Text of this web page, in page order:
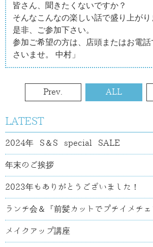
皆さん、聞きたくないですか？
そんなこんなの楽しい話で盛り上がり
是非、ご参加下さい。
参加ご希望の方は、店頭またはお電
さいませ。 中村」
Prev. ALL
LATEST
2024年 S＆S special SALE
年末のご挨拶
2023年もありがとうございました！
ランチ会＆『前髪カットでプチイメチェ
メイクアップ講座